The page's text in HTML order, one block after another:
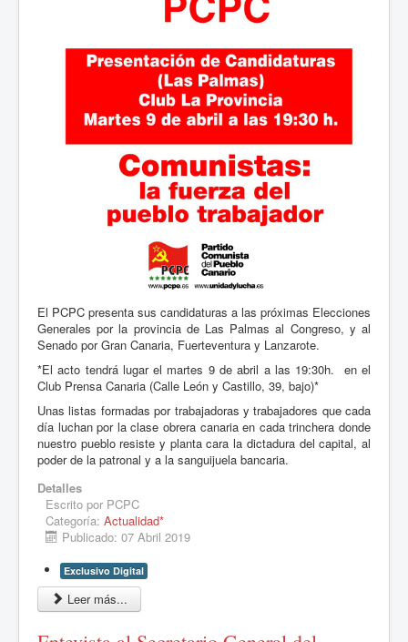
El PCPC presenta sus candidaturas a las próximas Elecciones
Generales por la provincia de Las Palmas al Congreso, y al
Senado por Gran Canaria, Fuerteventura y Lanzarote.
*El acto tendrá lugar el martes 9 de abril a las 19:30h. en el
Club Prensa Canaria (Calle León y Castillo, 39, bajo)*
Unas listas formadas por trabajadoras y trabajadores que cada
día luchan por la clase obrera canaria en cada trinchera donde
nuestro pueblo resiste y planta cara la dictadura del capital, al
poder de la patronal y a la sanguijuela bancaria.
Detalles
Escrito por PCPC
Categoría: Actualidad*
Publicado: 07 Abril 2019
Exclusivo Digital
Leer más...